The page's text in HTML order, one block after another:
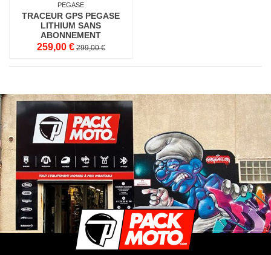
PEGASE
TRACEUR GPS PEGASE
LITHIUM SANS
ABONNEMENT
259,00 € 299,00 €